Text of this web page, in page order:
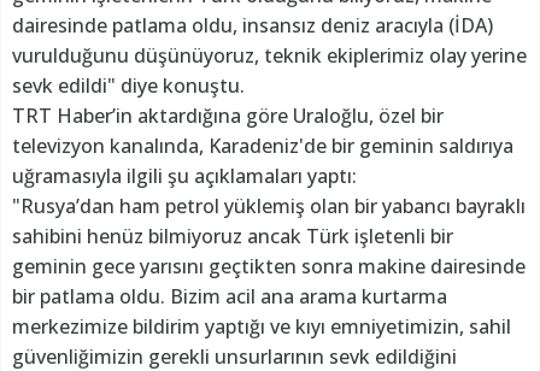
dairesinde patlama oldu, insansız deniz aracıyla (İDA)
vurulduğunu düşünüyoruz, teknik ekiplerimiz olay yerine
sevk edildi" diye konuştu.
TRT Haber’in aktardığına göre Uraloğlu, özel bir
televizyon kanalında, Karadeniz'de bir geminin saldırıya
uğramasıyla ilgili şu açıklamaları yaptı:
"Rusya’dan ham petrol yüklemiş olan bir yabancı bayraklı
sahibini henüz bilmiyoruz ancak Türk işletenli bir
geminin gece yarısını geçtikten sonra makine dairesinde
bir patlama oldu. Bizim acil ana arama kurtarma
merkezimize bildirim yaptığı ve kıyı emniyetimizin, sahil
güvenliğimizin gerekli unsurlarının sevk edildiğini